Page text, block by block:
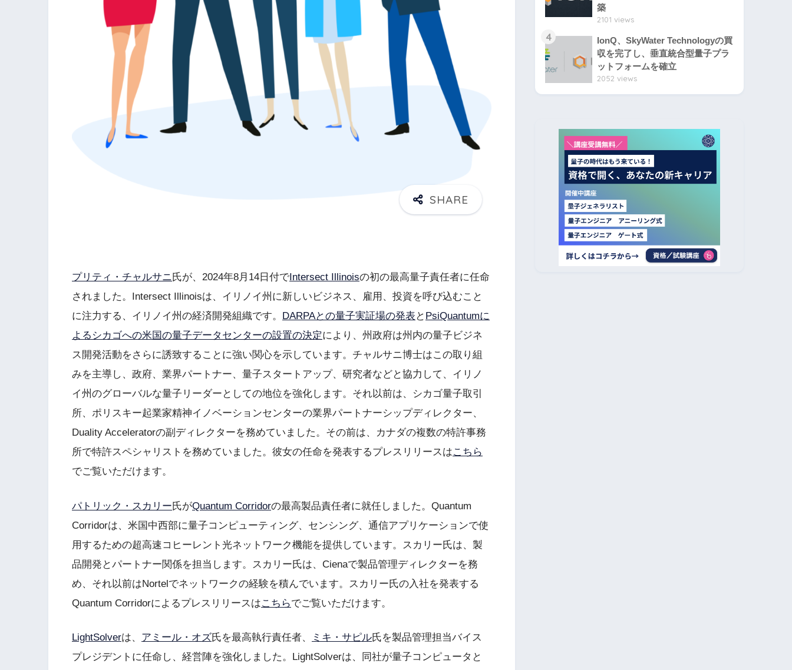
プリティ・チャルサニ氏が、2024年8月14日付でIntersect Illinoisの初の最高量子責任者に任命
されました。Intersect Illinoisは、イリノイ州に新しいビジネス、雇用、投資を呼び込むこと
に注力する、イリノイ州の経済開発組織です。 DARPAとの量子実証場の発表 と PsiQuantumに
よるシカゴへの米国の量子データセンターの設置の決定により、州政府は州内の量子ビジネ
ス開発活動をさらに誘致することに強い関心を示しています。チャルサニ博士はこの取り組
みを主導し、政府、業界パートナー、量子スタートアップ、研究者などと協力して、イリノ
イ州のグローバルな量子リーダーとしての地位を強化します。それ以前は、シカゴ量子取引
所、ポリスキー起業家精神イノベーションセンターの業界パートナーシップディレクター、
Duality Acceleratorの副ディレクターを務めていました。その前は、カナダの複数の特許事務
所で特許スペシャリストを務めていました。彼女の任命を発表するプレスリリースはこちら
でご覧いただけます。
パトリック・スカリー氏がQuantum Corridorの最高製品責任者に就任しました。Quantum
Corridorは、米国中西部に量子コンピューティング、センシング、通信アプリケーションで使
用するための超高速コヒーレント光ネットワーク機能を提供しています。スカリー氏は、製
品開発とパートナー関係を担当します。スカリー氏は、Cienaで製品管理ディレクターを務
め、それ以前はNortelでネットワークの経験を積んでいます。スカリー氏の入社を発表する
Quantum Corridorによるプレスリリースはこちらでご覧いただけます。
LightSolverは、 アミール・オズ氏を最高執行責任者、 ミキ・サピル氏を製品管理担当バイス
プレジデントに任命し、経営陣を強化しました。LightSolverは、同社が量子コンピュータと
築
2101 views
4
IonQ、SkyWater Technologyの買
収を完了し、垂直統合型量子プラ
ットフォームを確立
2052 views